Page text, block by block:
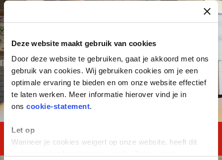
Deze website maakt gebruik van cookies
Door deze website te gebruiken, gaat je akkoord met ons
gebruik van cookies. Wij gebruiken cookies om je een
optimale ervaring te bieden en om onze website effectief
te laten werken. Meer informatie hierover vind je in
ons cookie-statement.
Let op
Wanneer je cookies weigert op onze website, heeft dit
MAVO TOTAAL